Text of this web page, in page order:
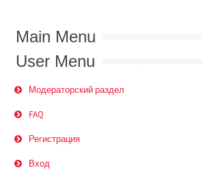
Main Menu
User Menu
Модераторский раздел
FAQ
Регистрация
Вход